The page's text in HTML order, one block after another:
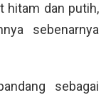
hitam dan putih,
sebenarnya
sebagai